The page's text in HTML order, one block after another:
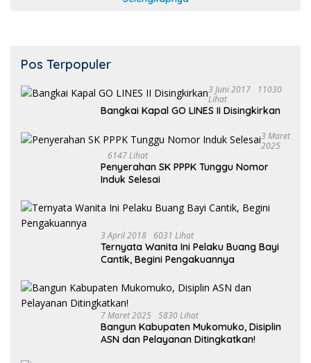
Pos Terpopuler
3 Juni 2017
11030
Lihat
Bangkai Kapal GO LINES II Disingkirkan
3 Maret
2025
6147 Lihat
Penyerahan SK PPPK Tunggu Nomor
Induk Selesai
3 April 2018 6031 Lihat
Ternyata Wanita Ini Pelaku Buang Bayi
Cantik, Begini Pengakuannya
7 Maret 2025 5830 Lihat
Bangun Kabupaten Mukomuko, Disiplin
ASN dan Pelayanan Ditingkatkan!